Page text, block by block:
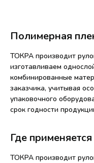
Полимерная
ТОКРА производит
изготавливаем
комбинированные
заказчика, учитывая
упаковочного
срок годности
Где применяется
ТОКРА производит